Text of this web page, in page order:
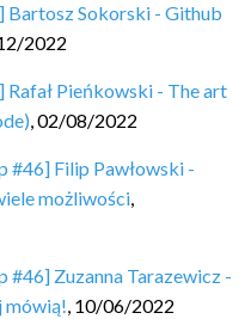
Bartosz Sokorski - Github
2022
Pieńkowski - The art
,02/08/2022
#46] Filip Pawłowski -
możliwości,
Zuzanna Tarazewicz -
mówią!, 10/06/2022